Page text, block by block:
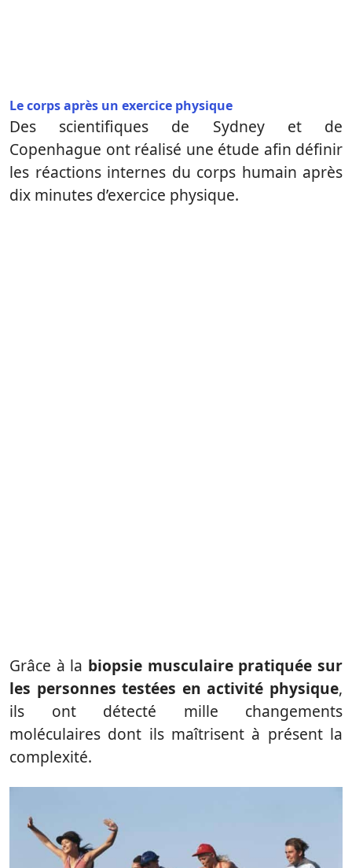
Le corps après un exercice physique
Des scientifiques de Sydney et de
Copenhague ont réalisé une étude afin définir
les réactions internes du corps humain après
dix minutes d’exercice physique.
Grâce à la biopsie musculaire pratiquée sur
les personnes testées en activité physique,
ils ont détecté mille changements
moléculaires dont ils maîtrisent à présent la
complexité.